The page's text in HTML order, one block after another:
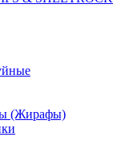
(Жирафы)